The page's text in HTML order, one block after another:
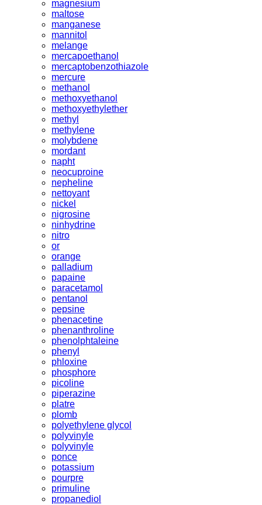
magnesium
maltose
manganese
mannitol
melange
mercapoethanol
mercaptobenzothiazole
mercure
methanol
methoxyethanol
methoxyethylether
methyl
methylene
molybdene
mordant
napht
neocuproine
nepheline
nettoyant
nickel
nigrosine
ninhydrine
nitro
or
orange
palladium
papaine
paracetamol
pentanol
pepsine
phenacetine
phenanthroline
phenolphtaleine
phenyl
phloxine
phosphore
picoline
piperazine
platre
plomb
polyethylene glycol
polyvinyle
polyvinyle
ponce
potassium
pourpre
primuline
propanediol